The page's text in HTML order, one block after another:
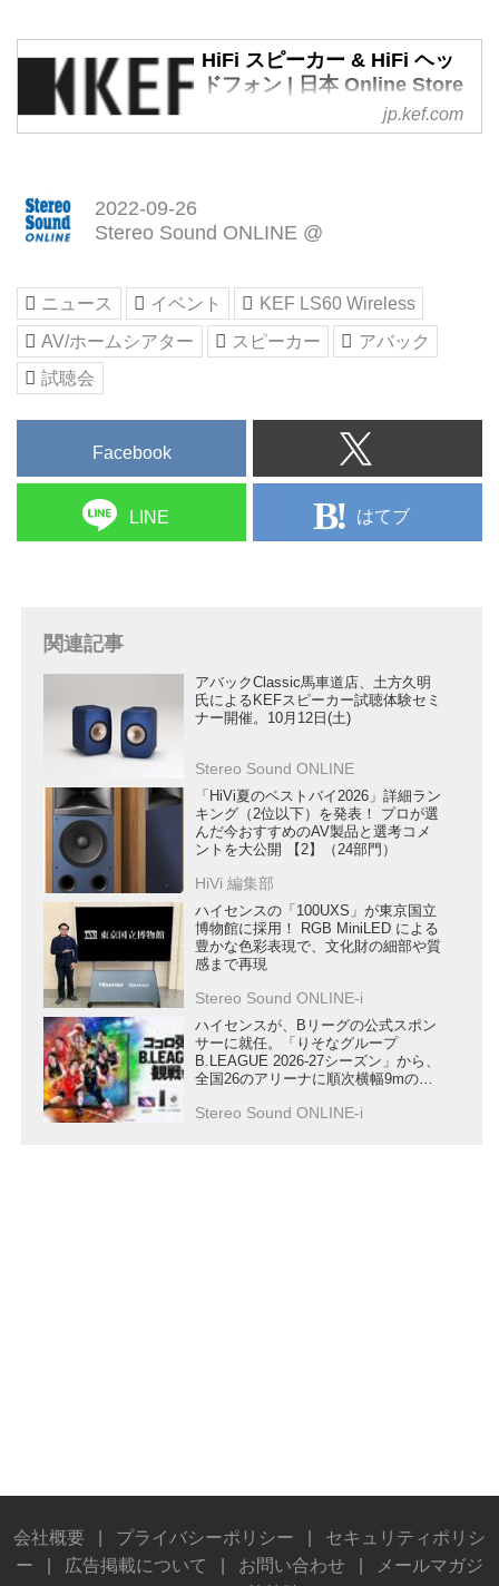
のアンプ内蔵ワイヤレス・フロア
スタンディングスピーカー
「LS60 Wireless」（￥880,000、
税込、ペア）が発表された。
クノロジー、クラスを超えた性
特長を持ち合わせている。
まず、同社「Blade」シリーズに
採用されているSingle Apparent
HiFi スピーカー & HiFi ヘッ
ドフォン | 日本 Online Store
受賞歴のあるKEFのHi-fiスピーカ
詳しく。
jp.kef.com
2022-09-26
Stereo Sound ONLINE @
ニュース イベント
KEF LS60 Wireless
AV/ホームシアター
スピーカー
アバック
試聴会
Facebook
LINE はてブ
関連記事
アバックClassic馬車道店、土方久明
氏によるKEFスピーカー試聴体験セミ
ナー開催。10月12日(土)
Stereo Sound ONLINE
「HiVi夏のベストバイ2026」詳細ラン
キング（2位以下）を発表！ プロが選
んだ今おすすめのAV製品と選考コメ
ントを大公開 【2】（24部門）
HiVi 編集部
ハイセンスの「100UXS」が東京国立
博物館に採用！ RGB MiniLED による
豊かな色彩表現で、文化財の細部や質
感まで再現
Stereo Sound ONLINE-i
ハイセンスが、Bリーグの公式スポン
サーに就任。「りそなグループ
B.LEAGUE 2026-27シーズン」から、
全国26のアリーナに順次横幅9mの
盛り上げる
Stereo Sound ONLINE-i
会社概要 プライバシーポリシー
セキュリティポリシ
ー
広告掲載について お問い合わせ
メールマガジ